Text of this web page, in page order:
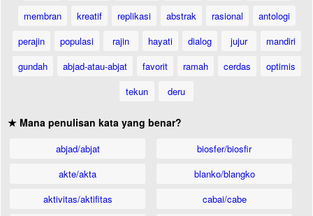
membran
kreatif replikasi abstrak rasional
antologi
perajin
populasi rajin hayati dialog jujur
mandiri
gundah
abjad-atau-abjat favorit ramah cerdas
optimis
tekun
deru
★ Mana penulisan kata yang benar?
abjad/abjat
akte/akta
aktivitas/aktifitas
biosfer/biosfir
blanko/blangko
cabai/cabe